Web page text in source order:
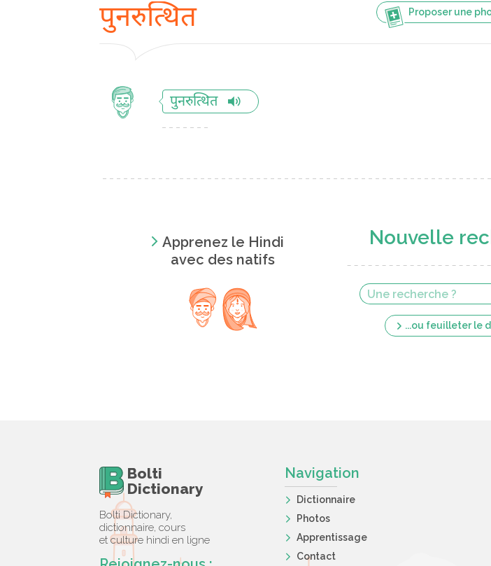
Proposer une
पुनरुत्थित
पुनरुत्थित
Apprenez le Hindi
avec des natifs
Nouvelle
...ou feuilleter le
Bolti
Dictionary
Bolti Dictionary,
dictionnaire, cours
et culture hindi en ligne
Navigation
Dictionnaire
Photos
Apprentissage
Contact